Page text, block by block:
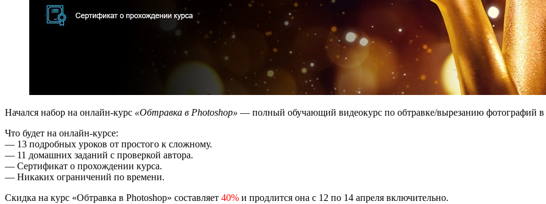
Начался набор на онлайн-курс «Обтравка в Photoshop» — полный обучающий видеокурс по обтравке/вырезанию фотографий в
Что будет на онлайн-курсе:
— 13 подробных уроков от простого к сложному.
— 11 домашних заданий с проверкой автора.
— Сертификат о прохождении курса.
— Никаких ограничений по времени.
Скидка на курс «Обтравка в Photoshop» составляет 40% и продлится она с 12 по 14 апреля включительно.